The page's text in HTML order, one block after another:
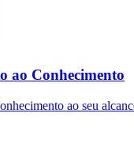
ao Conhecimento
ao seu